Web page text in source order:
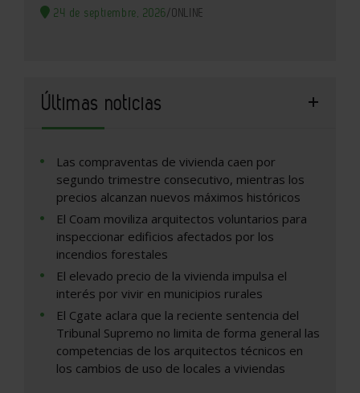
24 de septiembre, 2026/ONLINE
Últimas noticias
Las compraventas de vivienda caen por
segundo trimestre consecutivo, mientras los
precios alcanzan nuevos máximos históricos
El Coam moviliza arquitectos voluntarios para
inspeccionar edificios afectados por los
incendios forestales
El elevado precio de la vivienda impulsa el
interés por vivir en municipios rurales
El Cgate aclara que la reciente sentencia del
Tribunal Supremo no limita de forma general las
competencias de los arquitectos técnicos en
los cambios de uso de locales a viviendas